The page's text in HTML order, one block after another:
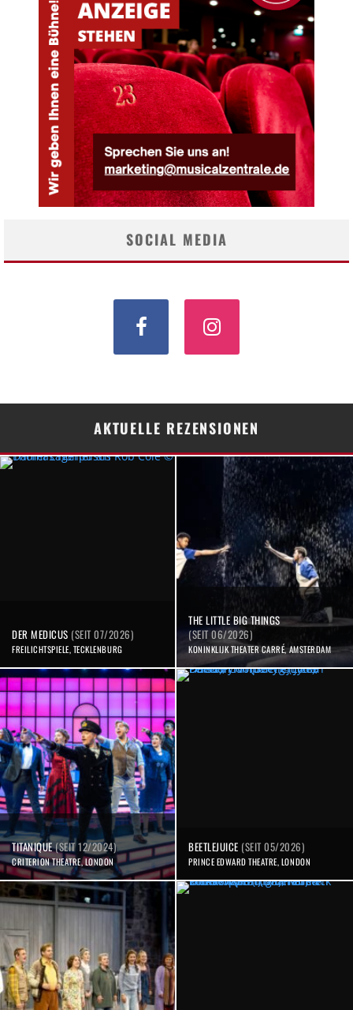
SOCIAL MEDIA
AKTUELLE REZENSIONEN
DER MEDICUS (SEIT 07/2026)
FREILICHTSPIELE, TECKLENBURG
THE LITTLE BIG THINGS
(SEIT 06/2026)
KONINKLIJK THEATER CARRÉ, AMSTERDAM
TITANIQUE(SEIT 12/2024)
CRITERION THEATRE, LONDON
BEETLEJUICE (SEIT 05/2026)
PRINCE EDWARD THEATRE, LONDON